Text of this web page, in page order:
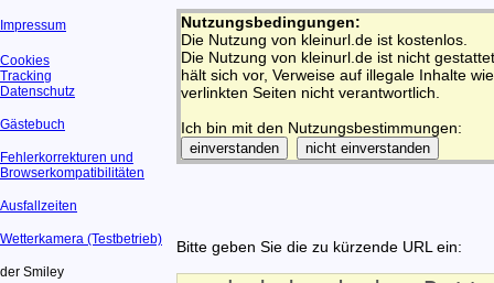
Nutzungsbedingungen:
Die Nutzung von kleinurl.de ist kostenlos.
Die Nutzung von kleinurl.de ist nicht
hält sich vor, Verweise auf illegale Inhalte
verlinkten Seiten nicht verantwortlich.
Ich bin mit den Nutzungsbestimmungen:
Bitte geben Sie die zu kürzende URL ein:
Impressum
Cookies
Tracking
Datenschutz
Gästebuch
Fehlerkorrekturen und
Browserkompatibilitäten
Ausfallzeiten
Wetterkamera (Testbetrieb)
der Smiley